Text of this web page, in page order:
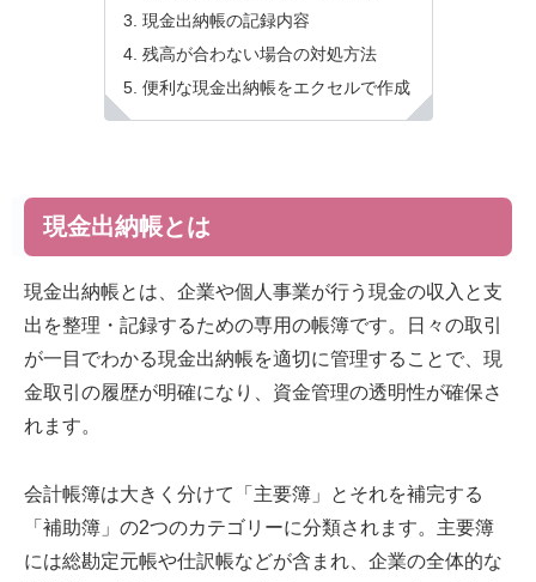
現金出納帳の記録内容
残高が合わない場合の対処方法
便利な現金出納帳をエクセルで作成
現金出納帳とは
現金出納帳とは、企業や個人事業が行う現金の収入と支
出を整理・記録するための専用の帳簿です。日々の取引
が一目でわかる現金出納帳を適切に管理することで、現
金取引の履歴が明確になり、資金管理の透明性が確保さ
れます。
会計帳簿は大きく分けて「主要簿」とそれを補完する
「補助簿」の2つのカテゴリーに分類されます。主要簿
には総勘定元帳や仕訳帳などが含まれ、企業の全体的な